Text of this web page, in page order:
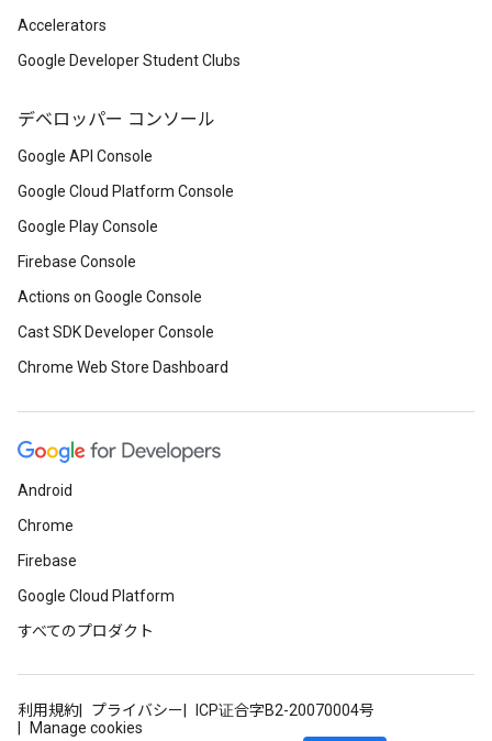
Accelerators
Google Developer Student Clubs
デベロッパー コンソール
Google API Console
Google Cloud Platform Console
Google Play Console
Firebase Console
Actions on Google Console
Cast SDK Developer Console
Chrome Web Store Dashboard
Android
Chrome
Firebase
Google Cloud Platform
すべてのプロダクト
利用規約 プライバシー
ICP证合字B2-20070004号
Manage cookies